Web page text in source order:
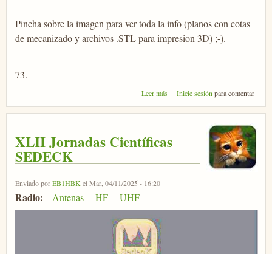
Pincha sobre la imagen para ver toda la info (planos con cotas
de mecanizado y archivos .STL para impresion 3D) ;-).
73.
Leer más sobre Nodo MeshCAM
Inicie sesión para comentar
XLII Jornadas Científicas
SEDECK
Enviado porEB1HBK el Mar, 04/11/2025 - 16:20
Radio: Antenas HF UHF